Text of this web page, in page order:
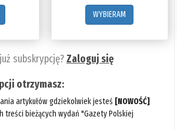
WYBIERAM
subskrypcję?Zaloguj się
otrzymasz:
artykułów gdziekolwiek jesteś [NOWOŚĆ]
treści bieżących wydań "Gazety Polskiej